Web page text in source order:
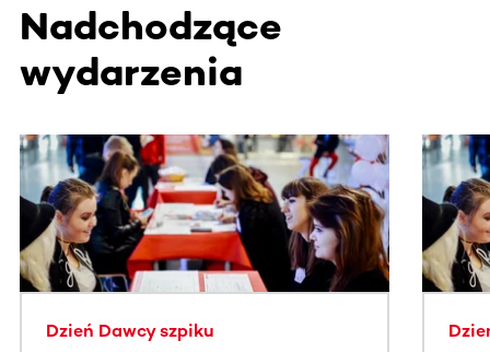
Nadchodzące
wydarzenia
Ta sekcja zawiera treści przewijane w poziomie. Użyj
Dzień Dawcy szpiku